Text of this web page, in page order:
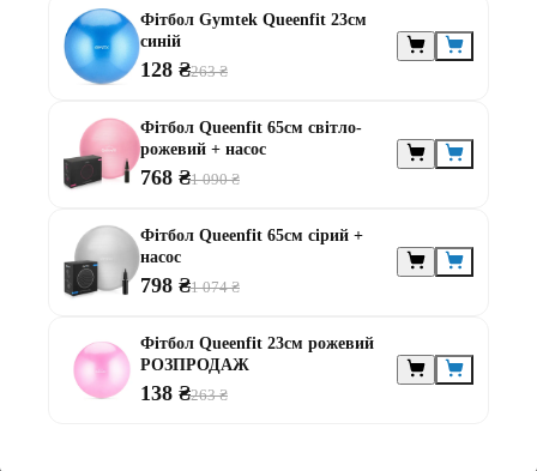
Фітбол Gymtek Queenfit 23см
синій
128 ₴263 ₴
Фітбол Queenfit 65см світло-
рожевий + насос
768 ₴1 090 ₴
Фітбол Queenfit 65см сірий +
насос
798 ₴1 074 ₴
Фітбол Queenfit 23см рожевий
РОЗПРОДАЖ
138 ₴263 ₴